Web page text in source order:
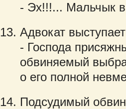
- Эх!!!... Мальчык
Адвокат
- Господа
обвиняемый
о его полной
Подсудимый